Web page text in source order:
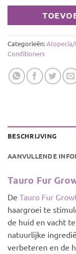
Categorieën:Alopecia/
Conditioners
BESCHRIJVING
AANVULLENDE
Tauro Fur
De Tauro Fur
haargroei te
de huid en vacht
natuurlijke
verbeteren en de